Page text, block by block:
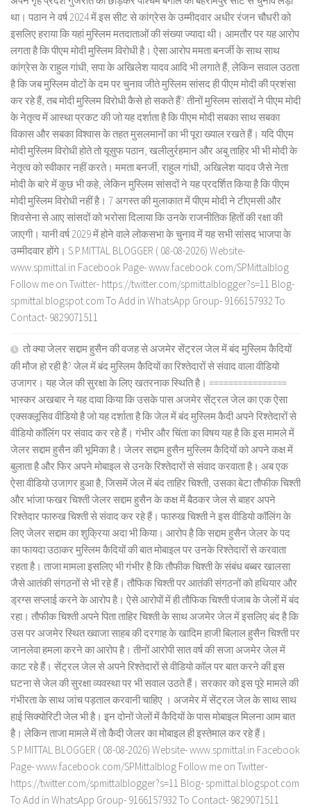
था। पठान ने वर्ष 2024 में इस सीट से कांग्रेस के उम्मीदवार अधीर रंजन चौधरी को
इसलिए हराया कि यहां मुस्लिम मतदाताओं की संख्या ज्यादा थी। आमतौर पर यह आरोप
लगता है कि पीएम मोदी मुस्लिम विरोधी है। ऐसा आरोप ममता बनर्जी के साथ साथ
कांग्रेस के राहुल गांधी, सपा के अखिलेश यादव आदि भी लगाते हैं, लेकिन सवाल उठता
है कि जब मुस्लिम वोटों के दम पर चुनाव जीते मुस्लिम सांसद ही पीएम मोदी की प्रशंसा
कर रहे हैं, तब मोदी मुस्लिम विरोधी कैसे हो सकते हैं? तीनों मुस्लिम सांसदों ने पीएम मोदी
के नेतृत्व में आस्था प्रकट की जो यह दर्शाता है कि पीएम मोदी सबका साथ सबका
विकास और सबका विश्वास के तहत मुसलमानों का भी पूरा ख्याल रखते हैं। यदि पीएम
मोदी मुस्लिम विरोधी होते तो यूसुफ पठान, खलीलुर्रहमान और अबु ताहिर भी भी मोदी के
नेतृत्व को स्वीकार नहीं करते। ममता बनर्जी, राहुल गांधी, अखिलेश यादव जैसे नेता
मोदी के बारे में कुछ भी कहे, लेकिन मुस्लिम सांसदों ने यह प्रदर्शित किया है कि पीएम
मोदी मुस्लिम विरोधी नहीं है। 7 अगस्त की मुलाकात में पीएम मोदी ने टीएमसी और
शिवसेना से आए सांसदों को भरोसा दिलाया कि उनके राजनीतिक हितों की रक्षा की
जाएगी। यानी वर्ष 2029 में होने वाले लोकसभा के चुनाव में यह सभी सांसद भाजपा के
उम्मीदवार होंगे। S.P.MITTAL BLOGGER ( 08-08-2026) Website-
www.spmittal.in Facebook Page- www.facebook.com/SPMittalblog
Follow me on Twitter- https://twitter.com/spmittalblogger?s=11 Blog-
spmittal.blogspot.com To Add in WhatsApp Group- 9166157932 To
Contact- 9829071511
तो क्या जेलर सद्दाम हुसैन की वजह से अजमेर सेंट्रल जेल में बंद मुस्लिम कैदियों
की मौज हो रही है? जेल में बंद मुस्लिम कैदियों का रिश्तेदारों से संवाद वाला वीडियो
उजागर। यह जेल की सुरक्षा के लिए खतरनाक स्थिति है। ================
भास्कर अखबार ने यह दावा किया कि उसके पास अजमेर सेंट्रल जेल का एक ऐसा
एक्सक्लूसिव वीडियो है जो यह दर्शाता है कि जेल में बंद मुस्लिम कैदी अपने रिश्तेदारों से
वीडियो कॉलिंग पर संवाद कर रहे हैं। गंभीर और चिंता का विषय यह है कि इस मामले में
जेलर सद्दाम हुसैन की भूमिका है। जेलर सद्दाम हुसैन मुस्लिम कैदियों को अपने कक्ष में
बुलाता है और फिर अपने मोबाइल से उनके रिश्तेदारों से संवाद करवाता है। अब एक
ऐसा वीडियो उजागर हुआ है, जिसमें जेल में बंद ताहिर चिश्ती, उसका बेटा तौफीक चिश्ती
और भांजा फखर चिश्ती जेलर सद्दाम हुसैन के कक्ष में बैठकर जेल से बाहर अपने
रिश्तेदार फारुख चिश्ती से संवाद कर रहे हैं। फारुख चिश्ती ने इस वीडियो कॉलिंग के
लिए जेलर सद्दाम का शुक्रिया अदा भी किया। आरोप है कि सद्दाम हुसैन जेलर के पद
का फायदा उठाकर मुस्लिम कैदियों की बात मोबाइल पर उनके रिश्तेदारों से करवाता
रहता है। ताजा मामला इसलिए भी गंभीर है कि तौफीक चिश्ती के संबंध बब्बर खालसा
जैसे आतंकी संगठनों से भी रहे हैं। तौफिक चिश्ती पर आतंकी संगठनों को हथियार और
ड्रग्स सप्लाई करने के आरोप है। ऐसे आरोपों में ही तौफिक चिश्ती पंजाब के जेलों में बंद
रहा। तौफीक चिश्ती अपने पिता ताहिर चिश्ती के साथ अजमेर जेल में इसलिए बंद है कि
उस पर अजमेर स्थित ख्वाजा साहब की दरगाह के खादिम हाजी बिलाल हुसैन चिश्ती पर
जानलेवा हमला करने का आरोप है। तीनों आरोपी सात वर्ष की सजा अजमेर जेल में
काट रहे हैं। सेंट्रल जेल से अपने रिश्तेदारों से वीडियो कॉल पर बात करने की इस
घटना से जेल की सुरक्षा व्यवस्था पर भी सवाल उठते हैं। सरकार को इस पूरे मामले की
गंभीरता के साथ जांच पड़ताल करवानी चाहिए । अजमेर में सेंट्रल जेल के साथ साथ
हाई सिक्योरिटी जेल भी है। इन दोनों जेलों में कैदियों के पास मोबाइल मिलना आम बात
है। लेकिन ताजा मामले में तो कैदी जेलर का मोबाइल ही इस्तेमाल कर रहे हैं।
S.P.MITTAL BLOGGER ( 08-08-2026) Website- www.spmittal.in Facebook
Page- www.facebook.com/SPMittalblog Follow me on Twitter-
https://twitter.com/spmittalblogger?s=11 Blog- spmittal.blogspot.com
To Add in WhatsApp Group- 9166157932 To Contact- 9829071511